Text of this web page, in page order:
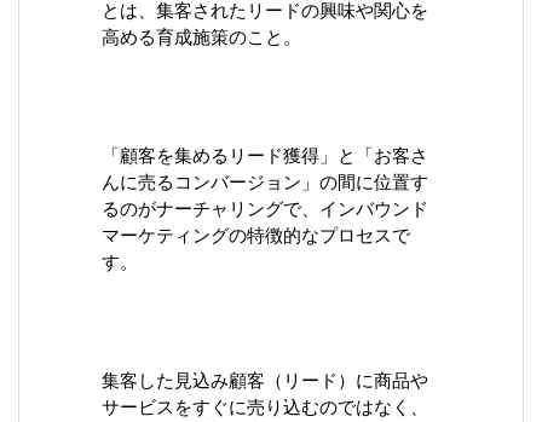
とは、集客されたリードの興味や関心を
高める育成施策のこと。
「顧客を集めるリード獲得」と「お客さ
んに売るコンバージョン」の間に位置す
るのがナーチャリングで、インバウンド
マーケティングの特徴的なプロセスで
す。
集客した見込み顧客（リード）に商品や
サービスをすぐに売り込むのではなく、